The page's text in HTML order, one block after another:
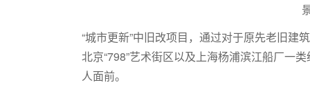
“城市更新”中旧改项目，通过对于原先老旧建
北京“798”艺术街区以及上海杨浦滨江船厂一
人面前。